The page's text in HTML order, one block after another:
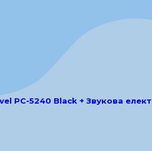
PC-5240 Black + Звукова